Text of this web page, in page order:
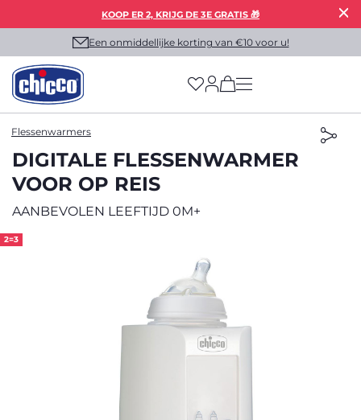
KOOP ER 2, KRIJG DE 3E GRATIS 🎁
Een onmiddellijke korting van €10 voor u!
(has more options
Flessenwarmers
DIGITALE FLESSENWARMER
VOOR OP REIS
AANBEVOLEN LEEFTIJD 0M+
2=3